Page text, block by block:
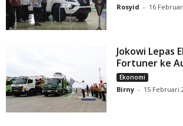
Rosyid - 16
Jokowi Lepas
Fortuner ke
Ekonomi
Birny - 15 Februari